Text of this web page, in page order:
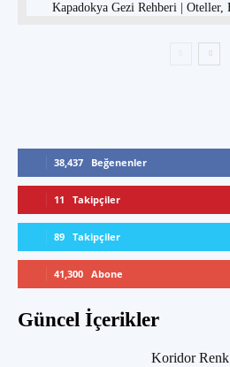
Kapadokya Gezi Rehberi | Oteller,
38,437 Beğenenler
11 Takipçiler
89 Takipçiler
41,300 Abone
Güncel İçerikler
Koridor